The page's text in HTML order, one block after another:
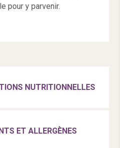
pour y parvenir.
NUTRITIONNELLES
ET ALLERGÈNES